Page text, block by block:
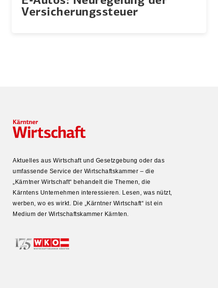
Versi­che­rungs­steuer
Aktuelles aus Wirtschaft und Gesetz­gebung oder das
umfas­sende Service der Wirtschafts­kammer – die
„Kärntner Wirtschaft“ behandelt die Themen, die
Kärntens Unter­nehmen inter­es­sieren. Lesen, was nützt,
werben, wo es wirkt. Die „Kärntner Wirtschaft“ ist ein
Medium der Wirtschafts­kammer Kärnten.